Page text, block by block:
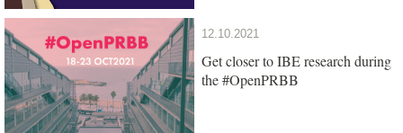
12.10.2021
Get closer to IBE research during
the #OpenPRBB